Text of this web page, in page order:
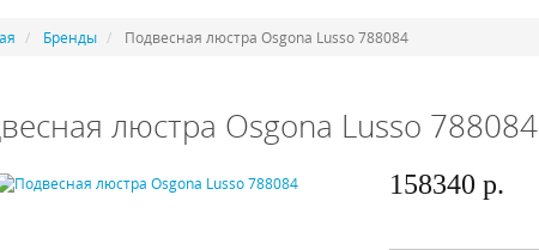
Бренды Подвесная люстра Osgona Lusso 788084
люстра Osgona Lusso 788084
158340 р.